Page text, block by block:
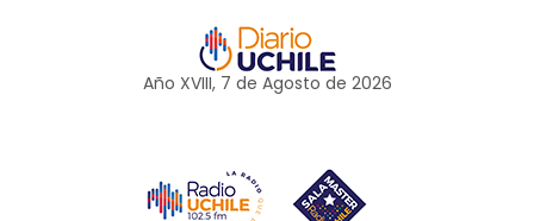
Año XVIII, 7 de Agosto de 2026